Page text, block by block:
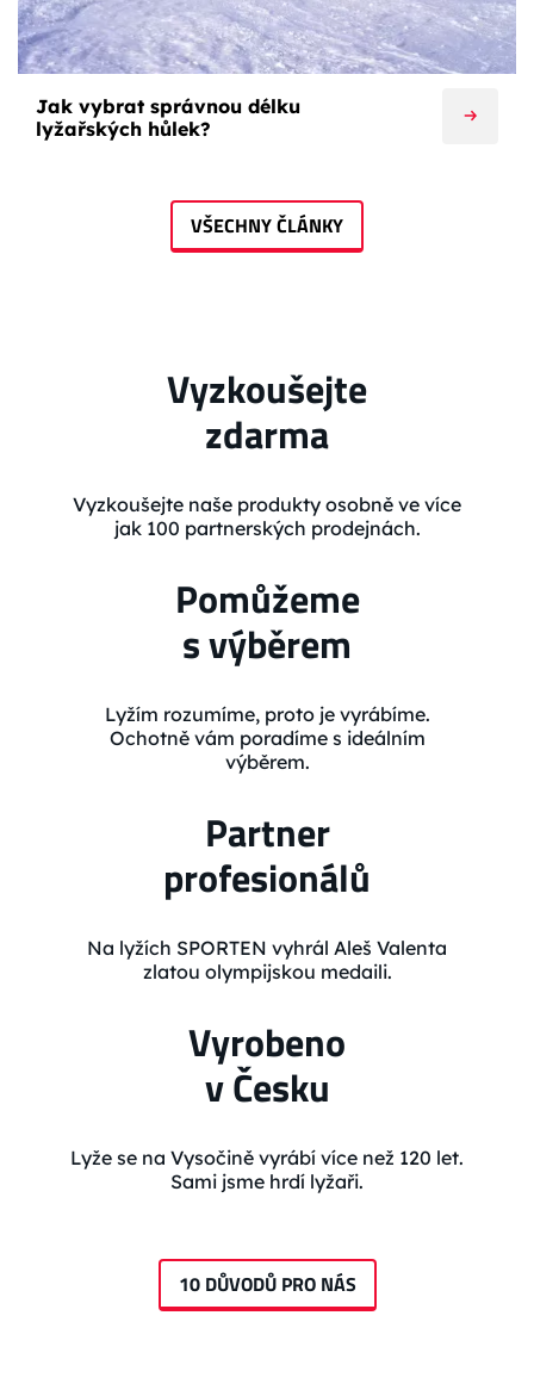
Jak vybrat správnou délku
lyžařských hůlek?
VŠECHNY ČLÁNKY
Vyzkoušejte
zdarma
Vyzkoušejte naše produkty osobně ve více
jak 100 partnerských prodejnách.
Pomůžeme
s výběrem
Lyžím rozumíme, proto je vyrábíme.
Ochotně vám poradíme s ideálním
výběrem.
Partner
profesionálů
Na lyžích SPORTEN vyhrál Aleš Valenta
zlatou olympijskou medaili.
Vyrobeno
v Česku
Lyže se na Vysočině vyrábí více než 120 let.
Sami jsme hrdí lyžaři.
10 DŮVODŮ PRO NÁS